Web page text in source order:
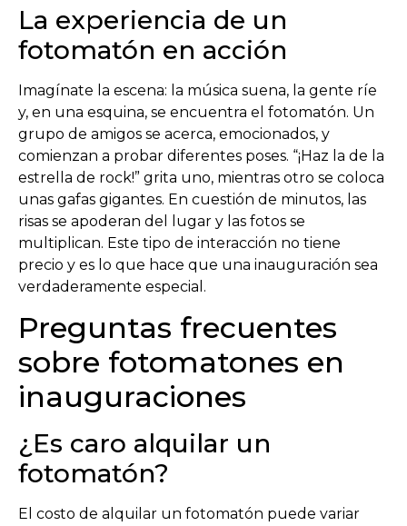
La experiencia de un
fotomatón en acción
Imagínate la escena: la música suena, la gente ríe
y, en una esquina, se encuentra el fotomatón. Un
grupo de amigos se acerca, emocionados, y
comienzan a probar diferentes poses. “¡Haz la de la
estrella de rock!” grita uno, mientras otro se coloca
unas gafas gigantes. En cuestión de minutos, las
risas se apoderan del lugar y las fotos se
multiplican. Este tipo de interacción no tiene
precio y es lo que hace que una inauguración sea
verdaderamente especial.
Preguntas frecuentes
sobre fotomatones en
inauguraciones
¿Es caro alquilar un
fotomatón?
El costo de alquilar un fotomatón puede variar